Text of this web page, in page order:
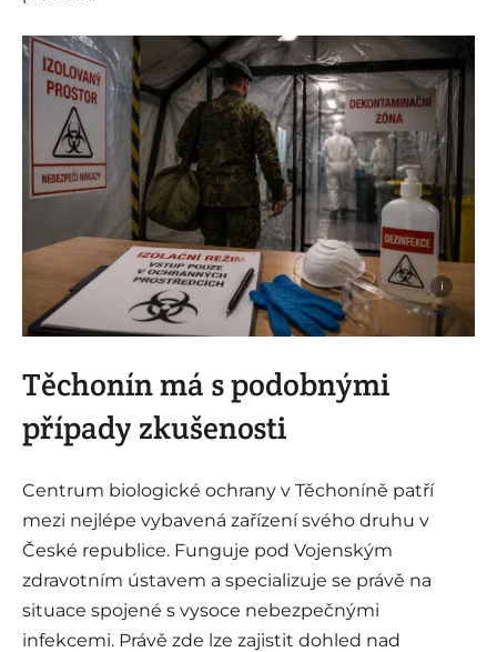
i
Těchonín má s podobnými
případy zkušenosti
Centrum biologické ochrany v Těchoníně patří
mezi nejlépe vybavená zařízení svého druhu v
České republice. Funguje pod Vojenským
zdravotním ústavem a specializuje se právě na
situace spojené s vysoce nebezpečnými
infekcemi. Právě zde lze zajistit dohled nad